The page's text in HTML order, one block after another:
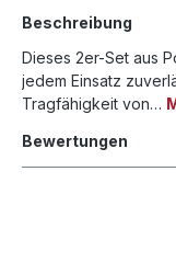
Beschreibung
Dieses 2er-Set aus
jedem Einsatz
Tragfähigkeit von…
Bewertungen